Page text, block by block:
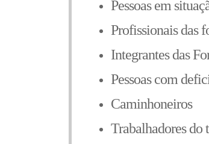
Pessoas em
Profissionais das
Integrantes das
Pessoas com
Caminhoneiros
Trabalhadores do